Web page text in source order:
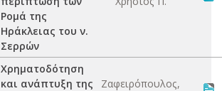
Ρομά της
Ηράκλειας του ν.
Σερρών
Χρηματοδότηση
και ανάπτυξη της
Ζαφειρόπουλος,